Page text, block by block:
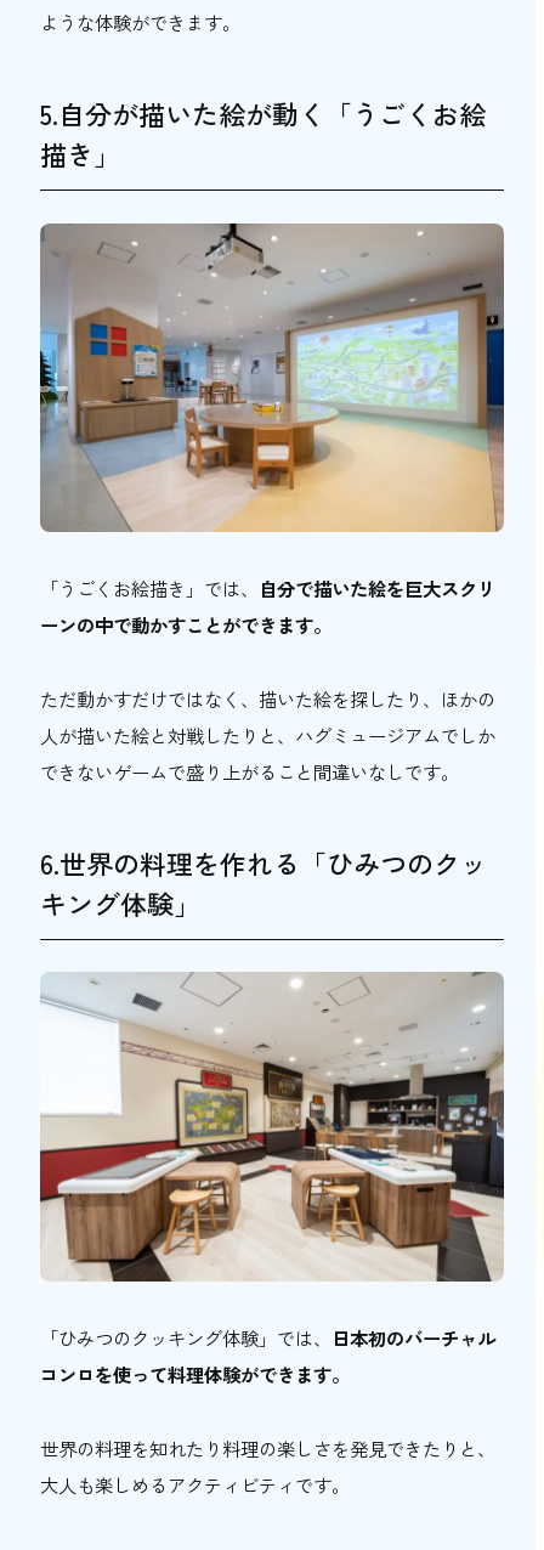
ような体験ができます。
5.自分が描いた絵が動く「うごくお絵
描き」
「うごくお絵描き」では、
自分で描いた絵を巨大スクリ
ーンの中で動かすことができます。
ただ動かすだけではなく、描いた絵を探したり、ほかの
人が描いた絵と対戦したりと、ハグミュージアムでしか
できないゲームで盛り上がること間違いなしです。
6.世界の料理を作れる「ひみつのクッ
キング体験」
「ひみつのクッキング体験」では、
日本初のバーチャル
コンロを使って料理体験ができます。
世界の料理を知れたり料理の楽しさを発見できたりと、
大人も楽しめるアクティビティです。